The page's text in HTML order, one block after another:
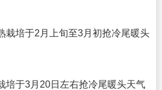
栽培于2月上旬至3月初抢冷尾暖头
培于3月20日左右抢冷尾暖头天气